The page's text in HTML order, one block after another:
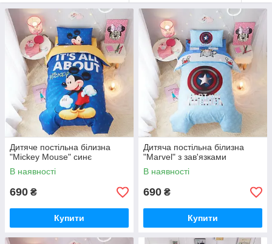
Дитяче постільна білизна
"Mickey Mouse" синє
В наявності
690 ₴
Купити
Дитяча постільна білизна
"Marvel" з зав'язками
В наявності
690 ₴
Купити